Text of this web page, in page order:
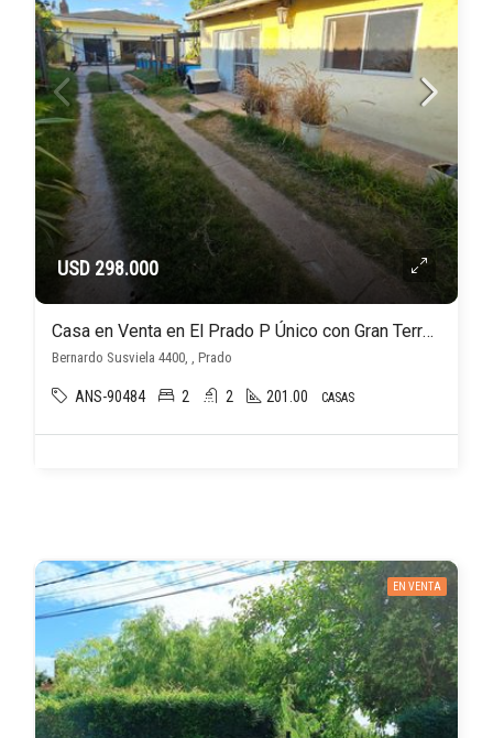
USD 298.000
Casa en Venta en El Prado P Único con Gran Terreno, Cocheras, Piscina y Barbacoa
Bernardo Susviela 4400, , Prado
ANS-90484 2 2 201.00 CASAS
EN VENTA